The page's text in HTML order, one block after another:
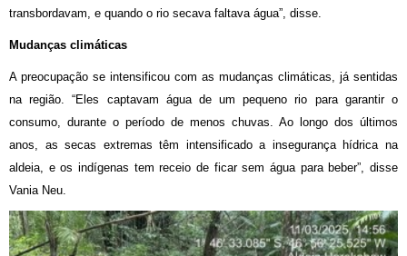
transbordavam, e quando o rio secava faltava água”, disse.
Mudanças climáticas
A preocupação se intensificou com as mudanças climáticas, já sentidas
na região. “Eles captavam água de um pequeno rio para garantir o
consumo, durante o período de menos chuvas. Ao longo dos últimos
anos, as secas extremas têm intensificado a insegurança hídrica na
aldeia, e os indígenas tem receio de ficar sem água para beber”, disse
Vania Neu.